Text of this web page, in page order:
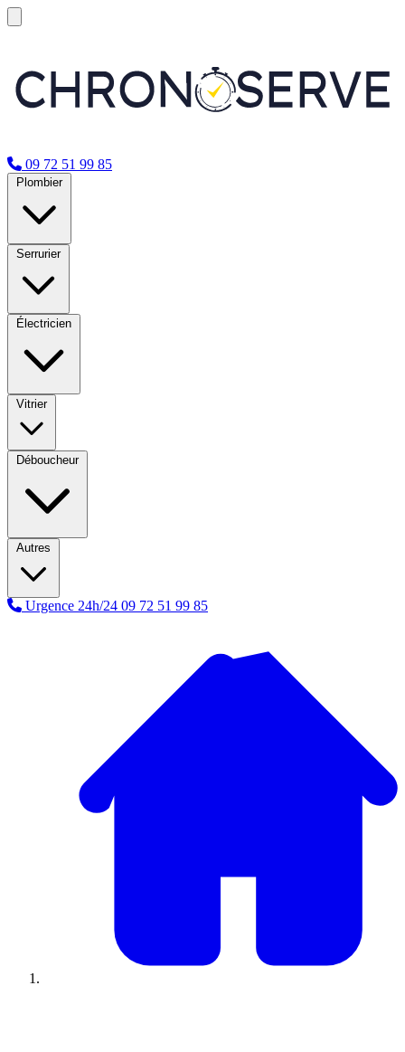
09 72 51 99 85
Plombier
Serrurier
Électricien
Vitrier
Déboucheur
Autres
Urgence 24h/24 09 72 51 99 85